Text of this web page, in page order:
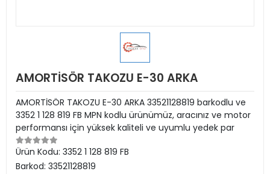
AMORTİSÖR TAKOZU E-30 ARKA
AMORTİSÖR TAKOZU E-30 ARKA 33521128819 barkodlu ve
3352 1 128 819 FB MPN kodlu ürünümüz, aracınız ve motor
performansı için yüksek kaliteli ve uyumlu yedek par
Ürün Kodu: 3352 1 128 819 FB
Barkod: 33521128819